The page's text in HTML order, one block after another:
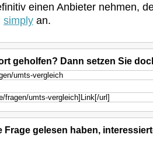
einen Anbieter nehmen,
simply an.
geholfen? Dann setzen Sie
Frage gelesen haben,